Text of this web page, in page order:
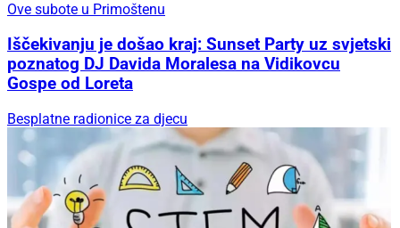
Ove subote u Primoštenu
Iščekivanju je došao kraj: Sunset Party uz svjetski
poznatog DJ Davida Moralesa na Vidikovcu
Gospe od Loreta
Besplatne radionice za djecu